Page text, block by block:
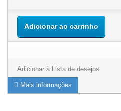
Adicionar ao carrinho
Adicionar à Lista de desejos
Mais informações